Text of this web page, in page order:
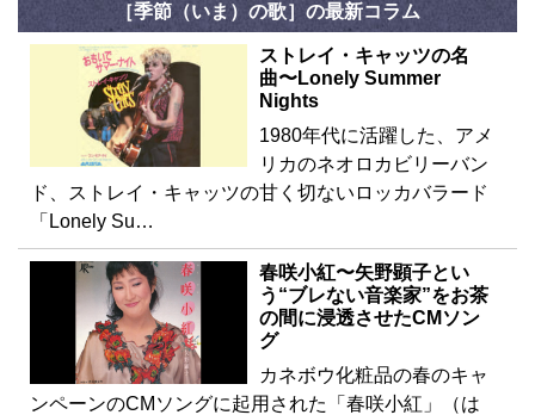
［季節（いま）の歌］の最新コラム
ストレイ・キャッツの名
曲〜Lonely Summer
Nights
1980年代に活躍した、アメ
リカのネオロカビリーバン
ド、ストレイ・キャッツの甘く切ないロッカバラード
「Lonely Su…
春咲小紅〜矢野顕子とい
う“ブレない音楽家”をお茶
の間に浸透させたCMソン
グ
カネボウ化粧品の春のキャ
ンペーンのCMソングに起用された「春咲小紅」（は